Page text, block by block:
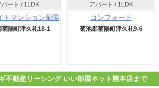
パート / 1LDK
トマンション菊陽
菊陽町津久礼18-1
アパート / 1LDK
コンフォート
菊池郡菊陽町津久礼9-6
不動産リーシング いい部屋ネット熊本店まで